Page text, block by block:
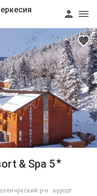
& Spa 5★
р-н · курорт